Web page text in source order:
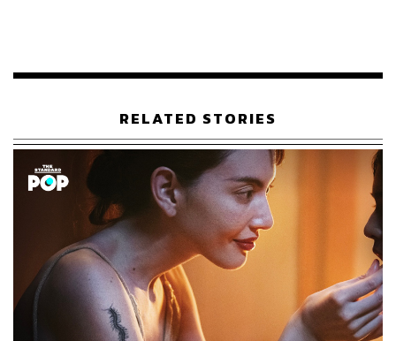
สร้อยพยายามทุกวิถีทางเพื่อให้มาลาหันมาสนใจถึงขั้นลา
ออกจากคณะละครหลวงเพื่อไปเป็นนางเอกละครร้องซึ่งเป็น
ความบันเทิงแนวใหม่ในสมัยนั้น ในช่วงเวลาเดียวกันมาลา
เริ่มมีหนุ่มมาติดพันทั้งท่านชายราม (กระทิง-ขุนณรงค์
ประเทศรัตน์) เชื้อพระวงศ์สูงศักดิ์ และพลโทพร้อม (เข้ม-หัส
วีร์ ภัคพงษ์ไพศาล) นายทหารหัวก้าวหน้าที่มาลามีใจถึงขั้น
หมั้นหมาย แต่ด้วยแนวคิดทางการเมืองและเหตุการณ์วุ่นวาย
RELATED STORIES